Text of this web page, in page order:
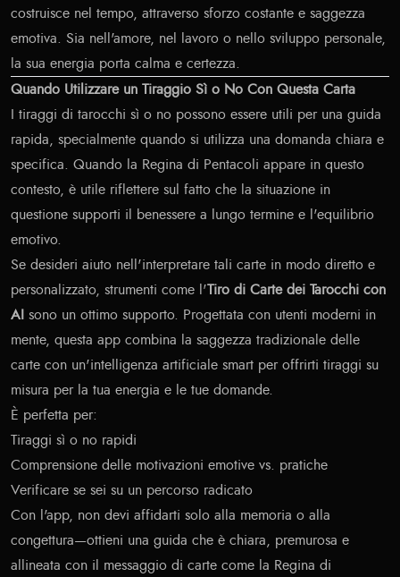
costruisce nel tempo, attraverso sforzo costante e saggezza
emotiva. Sia nell'amore, nel lavoro o nello sviluppo personale,
la sua energia porta calma e certezza.
Quando Utilizzare un Tiraggio Sì o No Con Questa Carta
I tiraggi di tarocchi sì o no possono essere utili per una guida
rapida, specialmente quando si utilizza una domanda chiara e
specifica. Quando la Regina di Pentacoli appare in questo
contesto, è utile riflettere sul fatto che la situazione in
questione supporti il benessere a lungo termine e l'equilibrio
emotivo.
Se desideri aiuto nell'interpretare tali carte in modo diretto e
personalizzato, strumenti come l'Tiro di Carte dei Tarocchi con
AI sono un ottimo supporto. Progettata con utenti moderni in
mente, questa app combina la saggezza tradizionale delle
carte con un'intelligenza artificiale smart per offrirti tiraggi su
misura per la tua energia e le tue domande.
È perfetta per:
Tiraggi sì o no rapidi
Comprensione delle motivazioni emotive vs. pratiche
Verificare se sei su un percorso radicato
Con l'app, non devi affidarti solo alla memoria o alla
congettura—ottieni una guida che è chiara, premurosa e
allineata con il messaggio di carte come la Regina di